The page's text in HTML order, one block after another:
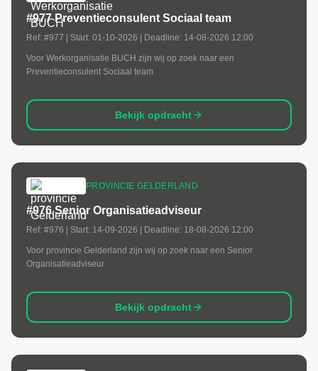
#977 Preventieconsulent Sociaal team
Ref: #977 | Start: 01-10-2026 | Deadline: 14-08-2026 12:00
Voor Werkorganisatie BUCH zijn wij op zoek naar een
Preventieconsulent Sociaal team
Bekijk opdracht
PROVINCIE GELDERLAND
#976 Senior Organisatieadviseur
Ref: #976 | Start: 14-09-2026 | Deadline: 18-08-2026 12:00
Voor provincie Gelderland zijn wij op zoek naar een Senior
Organisatieadviseur
Bekijk opdracht